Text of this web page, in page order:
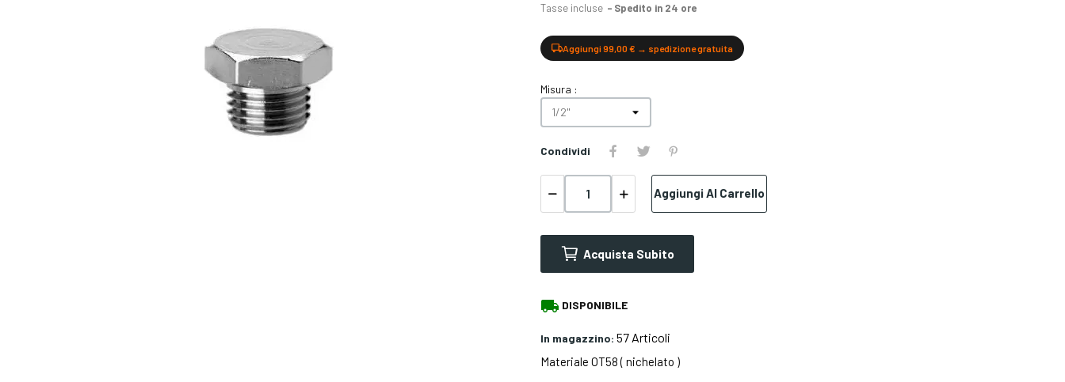
Tasse incluse Spedito in 24 ore
Aggiungi 99,00 € → spedizione gratuita
Misura :
Condividi
Aggiungi Al Carrello
Acquista Subito
local_shipping DISPONIBILE
In magazzino: 57 Articoli
Materiale OT58 ( nichelato )